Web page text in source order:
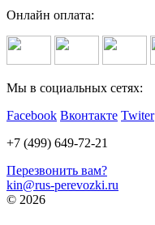
Онлайн оплата:
Мы в социальных сетях:
Facebook Вконтакте Twiter
+7 (499) 649-72-21
Перезвонить вам?
kin@rus-perevozki.ru
© 2026